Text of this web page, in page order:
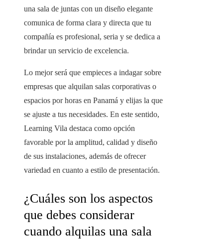
una sala de juntas con un diseño elegante
comunica de forma clara y directa que tu
compañía es profesional, seria y se dedica a
brindar un servicio de excelencia.
Lo mejor será que empieces a indagar sobre
empresas que alquilan salas corporativas o
espacios por horas en Panamá y elijas la que
se ajuste a tus necesidades. En este sentido,
Learning Vila destaca como opción
favorable por la amplitud, calidad y diseño
de sus instalaciones, además de ofrecer
variedad en cuanto a estilo de presentación.
¿Cuáles son los aspectos
que debes considerar
cuando alquilas una sala